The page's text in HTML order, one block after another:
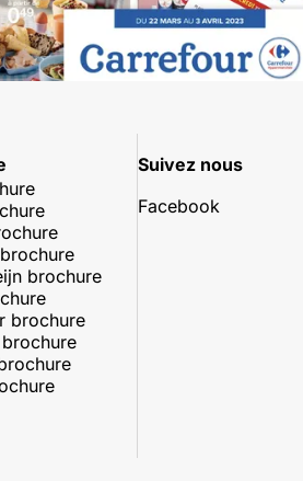
brochure
brochure
Suivez nous
Facebook